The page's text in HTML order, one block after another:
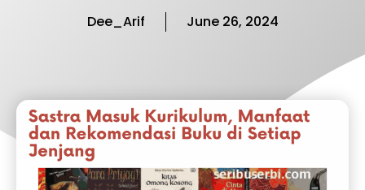
Dee_Arif June 26, 2024